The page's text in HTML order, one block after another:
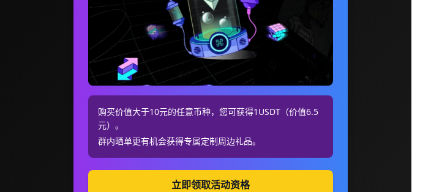
购买价值大于10元的任意币种，您可获得1USDT（价值6.5
元）。
群内晒单更有机会获得专属定制周边礼品。
立即领取活动资格